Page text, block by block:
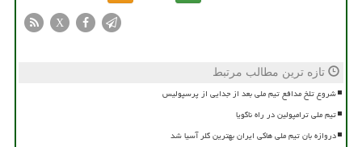
X
تازه ترین مطالب مرتبط
شروع تلخ مدافع تیم ملی بعد از جدایی از پرسپولیس
تیم ملی ترامپولین در راه ناگویا
دروازه بان تیم ملی هاکی ایران بهترین گلر آسیا شد